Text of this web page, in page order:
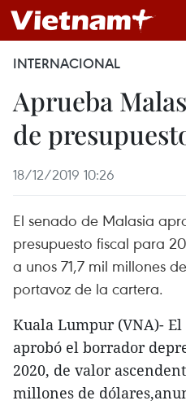
INTERNACIONAL
Aprueba
de
18/12/2019 10:26
El senado de Malasia
presupuesto fiscal para
a unos 71,7 mil millones
portavoz de la cartera.
Kuala Lumpur (VNA)-
aprobó el borrador
2020, de valor
millones de